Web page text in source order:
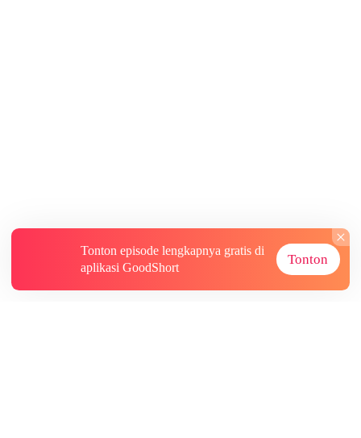
Tonton episode lengkapnya gratis di
aplikasi GoodShort
Tonton